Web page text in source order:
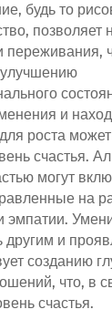
будь то
позволяет
переживания,
улучшению
и
роста
счастья.
могут
на
эмпатии.
и
созданию
что, в
счастья.